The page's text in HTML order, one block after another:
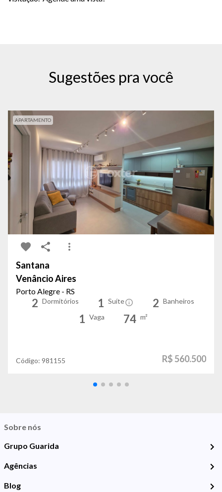
Sugestões pra você
APARTAMENTO
Santana
Venâncio Aires
Porto Alegre - RS
2 Dormitórios 1 Suíte 2 Banheiros
1 Vaga 74 m²
Código: 981155 R$ 560.500
Sobre nós
Grupo Guarida
Agências
Blog